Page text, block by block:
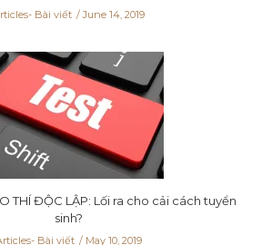
Bài viết June 14, 2019
THÍ ĐỘC LẬP: Lối ra cho cải cách tuyển
sinh?
Bài viết May 10, 2019